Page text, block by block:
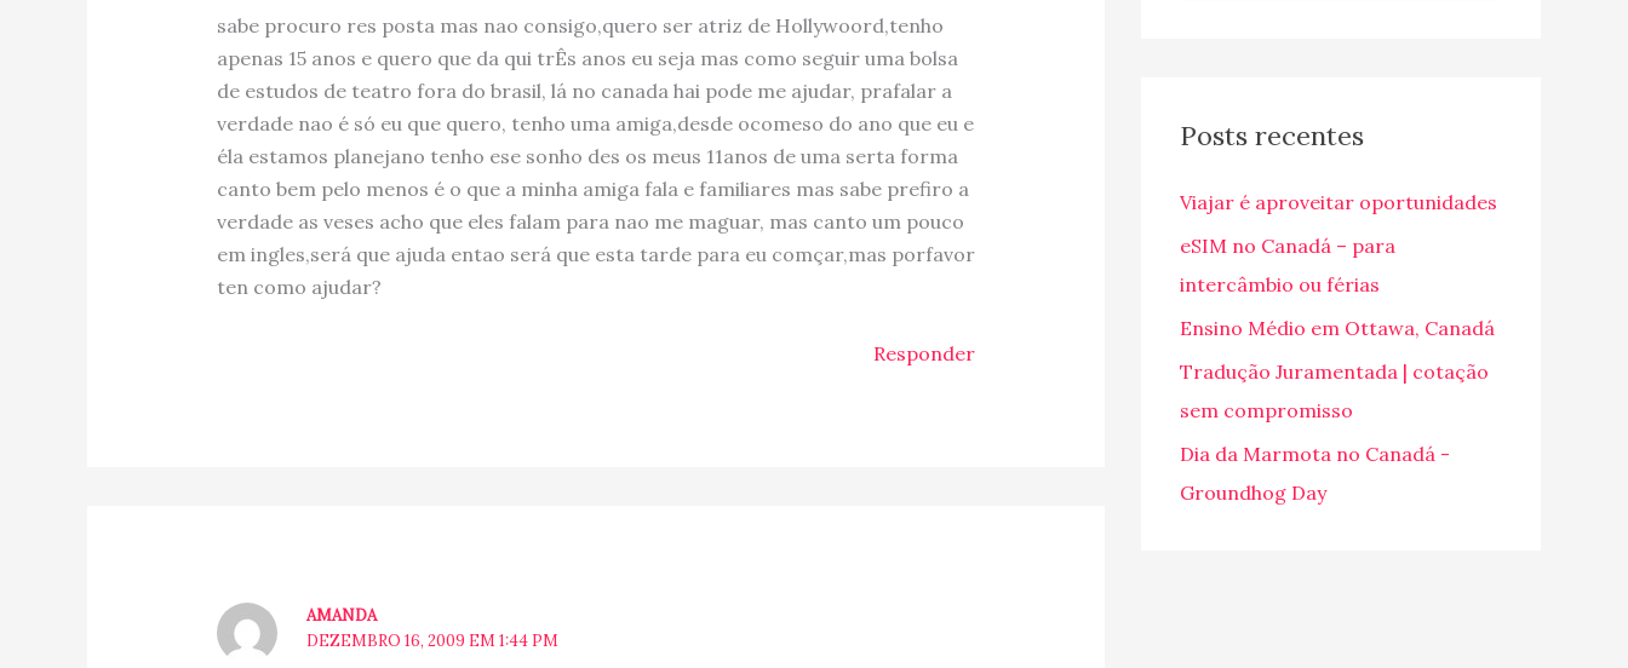
sabe procuro res posta mas nao consigo,quero ser atriz de Hollywoord,tenho
apenas 15 anos e quero que da qui trÊs anos eu seja mas como seguir uma bolsa
de estudos de teatro fora do brasil, lá no canada hai pode me ajudar, prafalar a
verdade nao é só eu que quero, tenho uma amiga,desde ocomeso do ano que eu e
éla estamos planejano tenho ese sonho des os meus 11anos de uma serta forma
canto bem pelo menos é o que a minha amiga fala e familiares mas sabe prefiro a
verdade as veses acho que eles falam para nao me maguar, mas canto um pouco
em ingles,será que ajuda entao será que esta tarde para eu comçar,mas porfavor
ten como ajudar?
Responder
AMANDA
DEZEMBRO 16, 2009 EM 1:44 PM
u
s
a
r
p
o
Posts recentes
Viajar é aproveitar oportunidades
eSIM no Canadá – para
intercâmbio ou férias
Ensino Médio em Ottawa, Canadá
Tradução Juramentada | cotação
sem compromisso
Dia da Marmota no Canadá -
Groundhog Day